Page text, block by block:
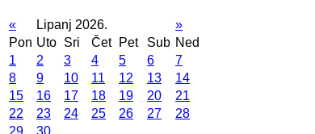
« Lipanj 2026.
»
Pon Uto Sri Čet Pet Sub Ned
1
2 3 4 5 6
7
8
9 10 11 12 13
14
15
16 17 18 19 20
21
22
23 24 25 26 27
28